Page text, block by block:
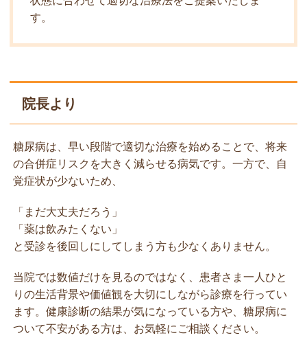
す。
院長より
糖尿病は、早い段階で適切な治療を始めることで、将来
の合併症リスクを大きく減らせる病気です。一方で、自
覚症状が少ないため、
「まだ大丈夫だろう」
「薬は飲みたくない」
と受診を後回しにしてしまう方も少なくありません。
当院では数値だけを見るのではなく、患者さま一人ひと
りの生活背景や価値観を大切にしながら診療を行ってい
ます。健康診断の結果が気になっている方や、糖尿病に
ついて不安がある方は、お気軽にご相談ください。